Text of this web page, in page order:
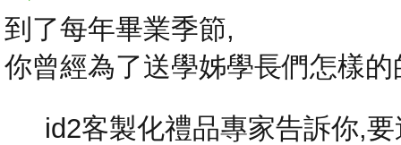
到了每年畢業季節,
你曾經為了送學姊學長們怎樣
id2客製化禮品專家告訴你,要